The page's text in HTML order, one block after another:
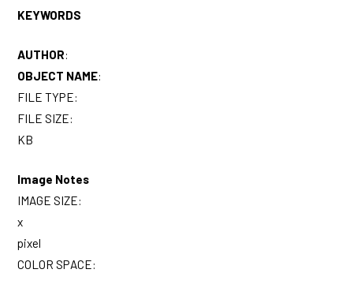
KEYWORDS
AUTHOR:
OBJECT NAME:
FILE TYPE:
FILE SIZE:
KB
Image Notes
IMAGE SIZE:
x
pixel
COLOR SPACE: